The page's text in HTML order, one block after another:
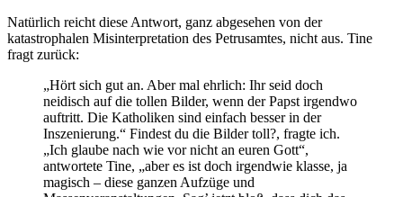
Natürlich reicht diese Antwort, ganz abgesehen von der
katastrophalen Misinterpretation des Petrusamtes, nicht aus. Tine
fragt zurück:
„Hört sich gut an. Aber mal ehrlich: Ihr seid doch
neidisch auf die tollen Bilder, wenn der Papst irgendwo
auftritt. Die Katholiken sind einfach besser in der
Inszenierung.“ Findest du die Bilder toll?, fragte ich.
„Ich glaube nach wie vor nicht an euren Gott“,
antwortete Tine, „aber es ist doch irgendwie klasse, ja
magisch – diese ganzen Aufzüge und